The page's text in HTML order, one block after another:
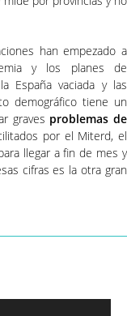
han empezado a
y los planes de
España vaciada y las
demográfico tiene un
graves problemas de
por el Miterd, el
llegar a fin de mes y
cifras es la otra gran